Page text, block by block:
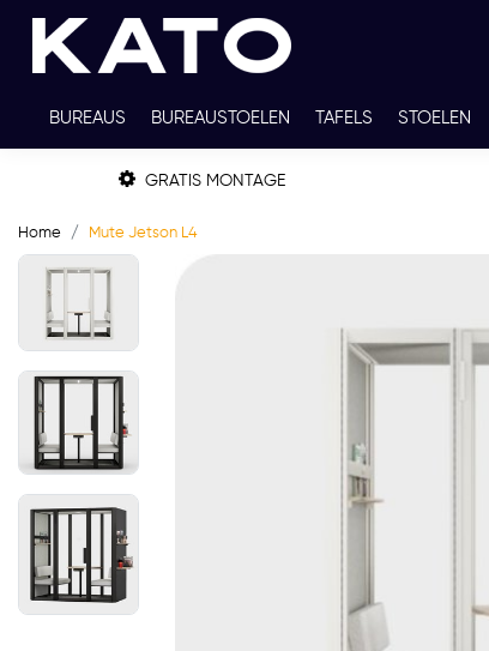
BUREAUS BUREAUSTOELEN TAFELS STOELEN
TWEEDEHANDS THUISWERKPLEKKEN
GRATIS MONTAGE
Home Mute Jetson L4